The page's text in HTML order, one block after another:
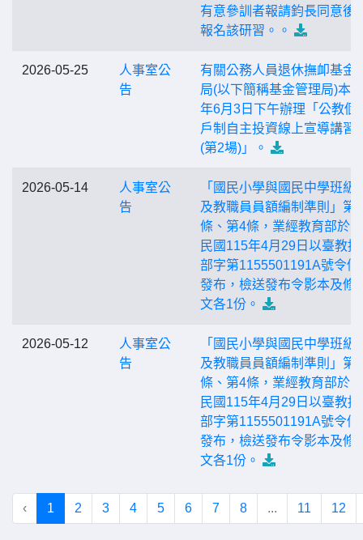
有意參訓者報請鈞長同意後
報名該研習。。
2026-05-25
人事室公
告
有關公務人員退休撫卹基金
局(以下簡稱基金管理局)本
年6月3日下午辦理「公教個
戶制自主投資線上宣導講習
(第2場)」。
2026-05-14
人事室公
告
「國民小學與國民中學班級
及教職員員額編制準則」第3
條、第4條，業經教育部於
民國115年4月29日以臺教授
部字第1155501191A號令修
發布，檢送發布令影本及修
文各1份。
2026-05-12
人事室公
告
「國民小學與國民中學班級
及教職員員額編制準則」第3
條、第4條，業經教育部於
民國115年4月29日以臺教授
部字第1155501191A號令修
發布，檢送發布令影本及修
文各1份。
‹ 1 2 3 4 5 6 7 8 ... 11 12